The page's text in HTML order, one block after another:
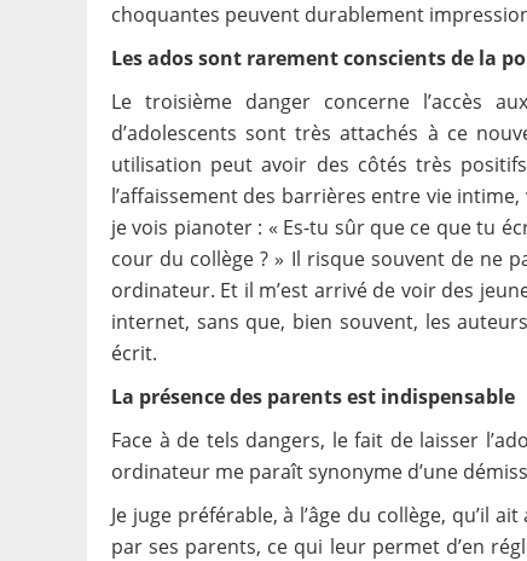
choquantes peuvent durablement
Les ados sont rarement conscients de la
Le troisième danger concerne l’accès
d’adolescents sont très attachés à ce
utilisation peut avoir des côtés très
l’affaissement des barrières entre vie
je vois pianoter : « Es-tu sûr que ce que tu
cour du collège ? » Il risque souvent de ne
ordinateur. Et il m’est arrivé de voir des
internet, sans que, bien souvent, les
écrit.
La présence des parents est indispensable
Face à de tels dangers, le fait de laisser
ordinateur me paraît synonyme d’une
Je juge préférable, à l’âge du collège, qu’il
par ses parents, ce qui leur permet d’en